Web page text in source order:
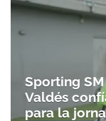
Sporting
Valdés
para la